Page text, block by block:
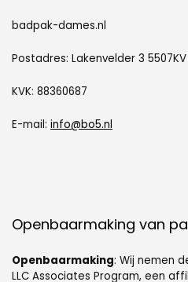
badpak-dames.nl
Postadres: Lakenvelder 3
KVK: 88360687
E-mail: info@bo5.nl
Openbaarmaking van
Openbaarmaking: Wij nemen
LLC Associates Program, een